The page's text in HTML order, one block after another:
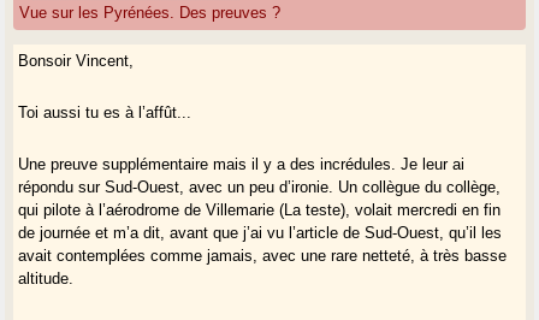
Vue sur les Pyrénées. Des preuves ?
Bonsoir Vincent,
Toi aussi tu es à l’affût...
Une preuve supplémentaire mais il y a des incrédules. Je leur ai
répondu sur Sud-Ouest, avec un peu d’ironie. Un collègue du collège,
qui pilote à l’aérodrome de Villemarie (La teste), volait mercredi en fin
de journée et m’a dit, avant que j’ai vu l’article de Sud-Ouest, qu’il les
avait contemplées comme jamais, avec une rare netteté, à très basse
altitude.